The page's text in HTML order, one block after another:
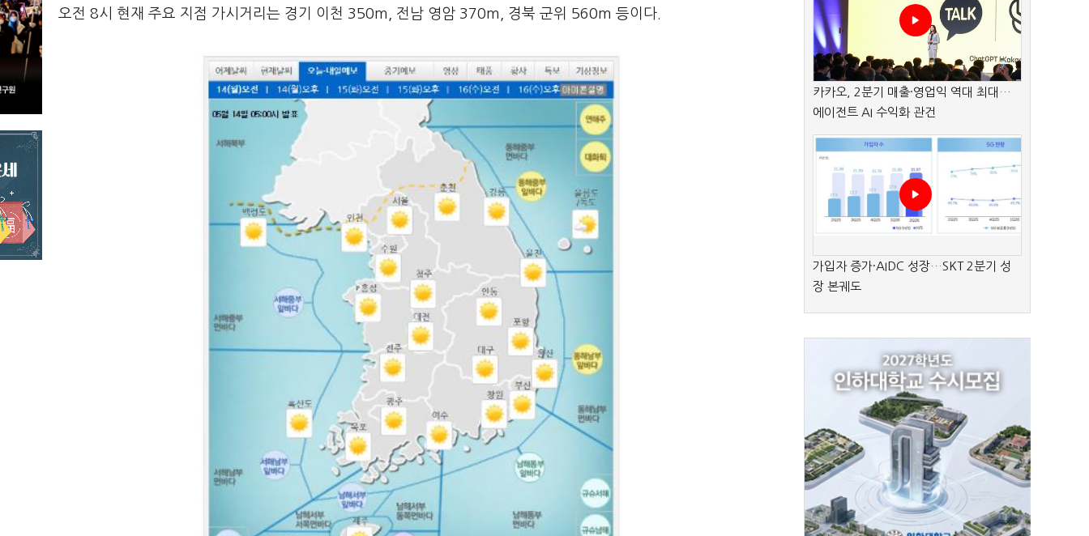
오전 8시 현재 주요 지점 가시거리는 경기 이천 350m, 전남 영암 370m, 경북 군위 560m 등이다.
카카오, 2분기 매출·영업익 역대 최대…
에이전트 AI 수익화 관건
가입자 증가·AIDC 성장…SKT 2분기 성
장 본궤도